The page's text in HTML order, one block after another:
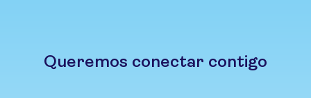
Queremos conectar contigo